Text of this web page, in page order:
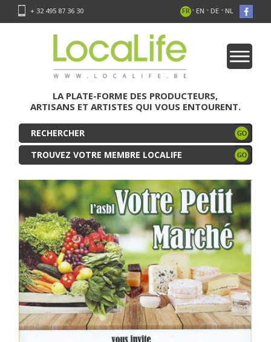
+ 32 495 87 36 30 FR - EN - DE - NL
LA PLATE-FORME DES PRODUCTEURS,
ARTISANS ET ARTISTES QUI VOUS ENTOURENT.
TROUVEZ VOTRE MEMBRE LOCALIFE